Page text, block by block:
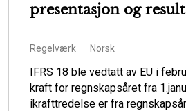
presentasjon og
Regelværk Norsk
IFRS 18 ble vedtatt av EU i
kraft for regnskapsåret fra
ikrafttredelse er fra